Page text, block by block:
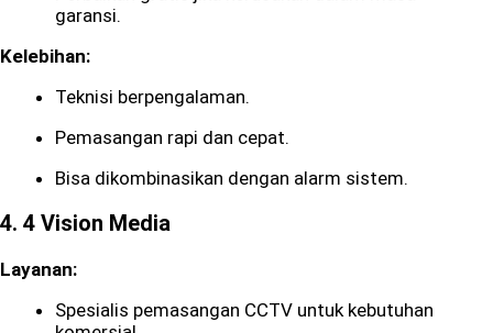
garansi.
Kelebihan:
Teknisi berpengalaman.
Pemasangan rapi dan cepat.
Bisa dikombinasikan dengan alarm sistem.
4. 4 Vision Media
Layanan:
Spesialis pemasangan CCTV untuk kebutuhan